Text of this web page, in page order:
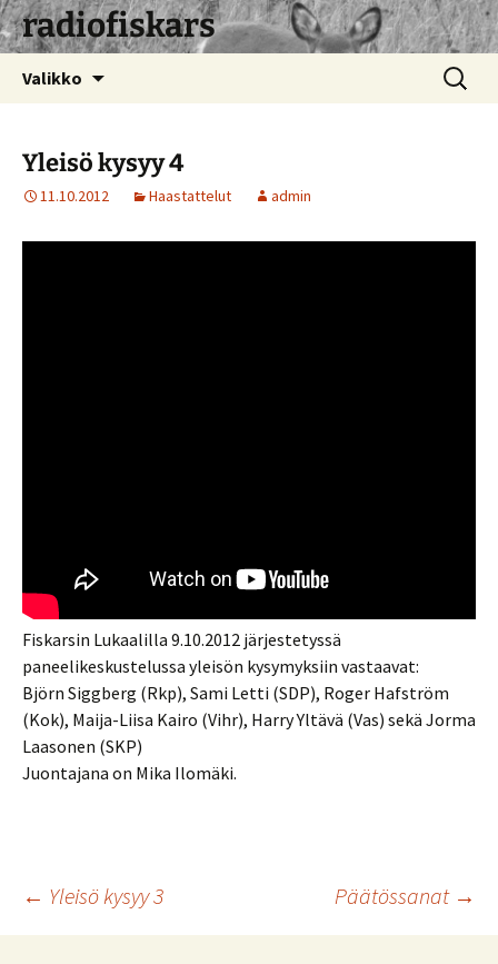
radiofiskars
Valikko Haku:
Yleisö kysyy 4
11.10.2012 Haastattelut admin
Fiskarsin Lukaalilla 9.10.2012 järjestetyssä
paneelikeskustelussa yleisön kysymyksiin vastaavat:
Björn Siggberg (Rkp), Sami Letti (SDP), Roger Hafström
(Kok), Maija-Liisa Kairo (Vihr), Harry Yltävä (Vas) sekä Jorma
Laasonen (SKP)
Juontajana on Mika Ilomäki.
Artikkelien
selaus
← Yleisö kysyy 3 Päätössanat →